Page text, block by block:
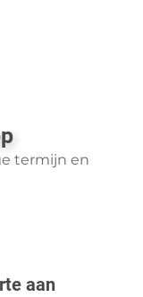
termijn en
aan